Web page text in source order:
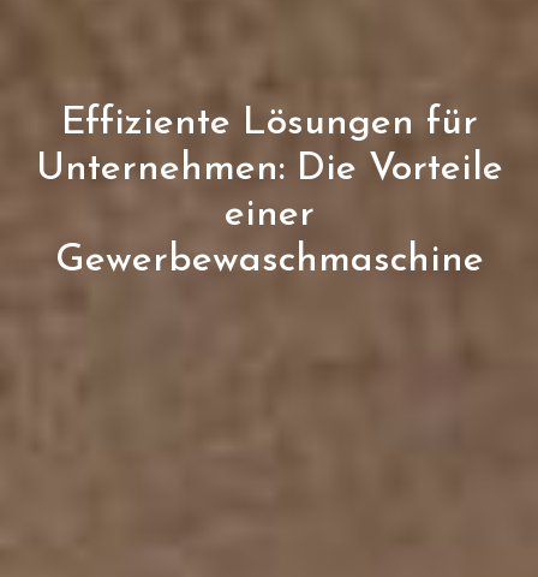
Effiziente Lösungen für
Unternehmen: Die Vorteile
einer
Gewerbewaschmaschine